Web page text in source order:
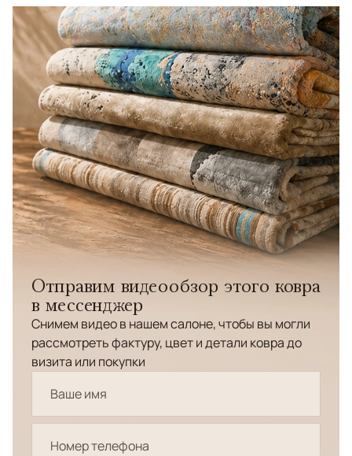
Отправим видеообзор этого ковра
в мессенджер
Снимем видео в нашем салоне, чтобы вы могли
рассмотреть фактуру, цвет и детали ковра до
визита или покупки